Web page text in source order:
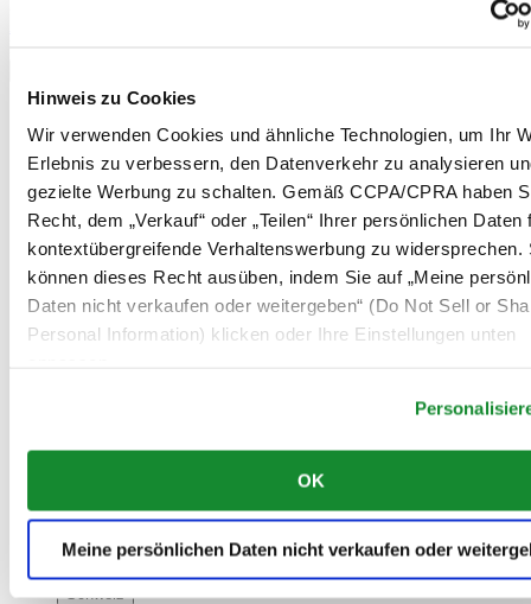
Hinweis zu Cookies
Wir verwenden Cookies und ähnliche Technologien, um Ihr
Erlebnis zu verbessern, den Datenverkehr zu analysieren
gezielte Werbung zu schalten. Gemäß CCPA/CPRA haben
Recht, dem „Verkauf“ oder „Teilen“ Ihrer persönlichen Daten
kontextübergreifende Verhaltenswerbung zu widersprechen.
können dieses Recht ausüben, indem Sie auf „Meine
Daten nicht verkaufen oder weitergeben“ (Do Not Sell or
Personal Information) klicken oder Ihre Einstellungen unten
OK
Meine persönlichen Daten nicht verkaufen oder
Dutch
Français
China
English
简体中文
Dänemark
Deutschland
France
Polen
Russland